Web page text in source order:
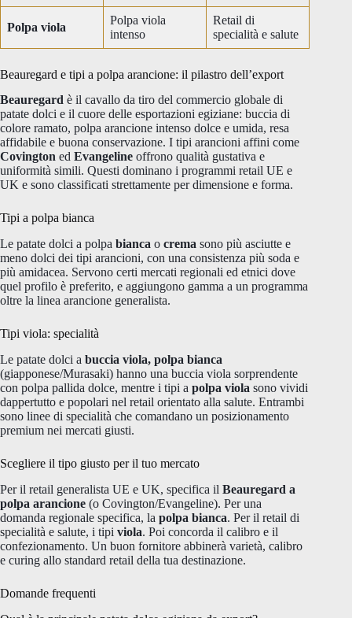
Polpa viola
Polpa viola
intenso
Retail di
specialità e salute
Beauregard e tipi a polpa arancione: il pilastro dell’export
Beauregard è il cavallo da tiro del commercio globale di
patate dolci e il cuore delle esportazioni egiziane: buccia di
colore ramato, polpa arancione intenso dolce e umida, resa
affidabile e buona conservazione. I tipi arancioni affini come
Covington ed Evangeline offrono qualità gustativa e
uniformità simili. Questi dominano i programmi retail UE e
UK e sono classificati strettamente per dimensione e forma.
Tipi a polpa bianca
Le patate dolci a polpa bianca o crema sono più asciutte e
meno dolci dei tipi arancioni, con una consistenza più soda e
più amidacea. Servono certi mercati regionali ed etnici dove
quel profilo è preferito, e aggiungono gamma a un programma
oltre la linea arancione generalista.
Tipi viola: specialità
Le patate dolci a buccia viola, polpa bianca
(giapponese/Murasaki) hanno una buccia viola sorprendente
con polpa pallida dolce, mentre i tipi a polpa viola sono vividi
dappertutto e popolari nel retail orientato alla salute. Entrambi
sono linee di specialità che comandano un posizionamento
premium nei mercati giusti.
Scegliere il tipo giusto per il tuo mercato
Per il retail generalista UE e UK, specifica il Beauregard a
polpa arancione (o Covington/Evangeline). Per una
domanda regionale specifica, la polpa bianca. Per il retail di
specialità e salute, i tipi viola. Poi concorda il calibro e il
confezionamento. Un buon fornitore abbinerà varietà, calibro
e curing allo standard retail della tua destinazione.
Domande frequenti